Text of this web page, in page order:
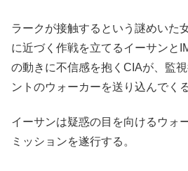
ラークが接触するという謎めいた
に近づく作戦を立てるイーサンと
の動きに不信感を抱くCIAが、監
ントのウォーカーを送り込んでくる
イーサンは疑惑の目を向けるウォ
ミッションを遂行する。